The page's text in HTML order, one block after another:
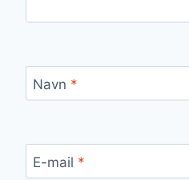
Navn *
E-mail *